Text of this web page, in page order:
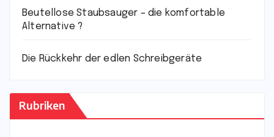
Beutellose Staubsauger – die komfortable
Alternative ?
Die Rückkehr der edlen Schreibgeräte
Rubriken